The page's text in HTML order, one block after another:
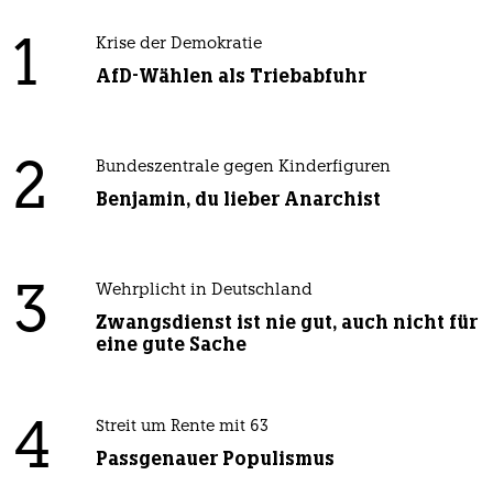
1 Krise der Demokratie
AfD-Wählen als Triebabfuhr
2 Bundeszentrale gegen Kinderfiguren
Benjamin, du lieber Anarchist
3 Wehrplicht in Deutschland
Zwangsdienst ist nie gut, auch nicht für
eine gute Sache
4 Streit um Rente mit 63
Passgenauer Populismus